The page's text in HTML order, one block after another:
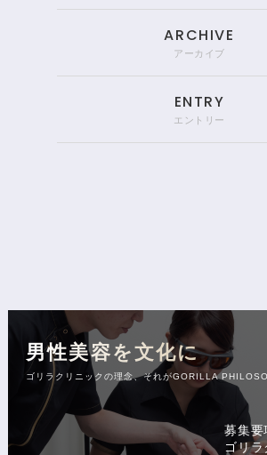
ARCHIVE
アーカイブ
ENTRY
エントリー
男性美容を文化に
ゴリラクリニックの理念、それがGORILLA
募集要
ゴリ